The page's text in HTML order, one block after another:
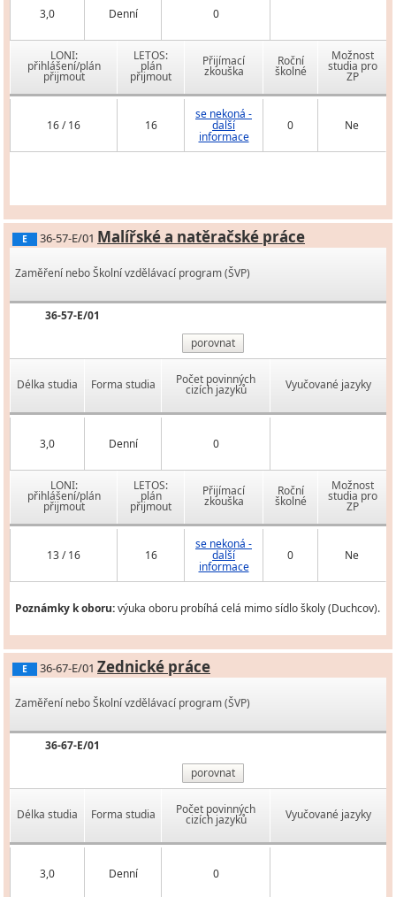
3,0 Denní 0
LONI:
přihlášení/plán
přijmout
LETOS:
plán
přijmout
Přijímací
zkouška
Roční
školné
Možnost
studia pro
ZP
16 / 16 16
se nekoná -
další
informace
0 Ne
E 36-57-E/01 Malířské a natěračské práce
Zaměření nebo Školní vzdělávací program (ŠVP)
36-57-E/01
porovnat
Délka studia Forma studia Počet povinných
cizích jazyků Vyučované jazyky
3,0 Denní 0
LONI:
přihlášení/plán
přijmout
LETOS:
plán
přijmout
Přijímací
zkouška
Roční
školné
Možnost
studia pro
ZP
13 / 16 16
se nekoná -
další
informace
0 Ne
Poznámky k oboru:výuka oboru probíhá celá mimo sídlo školy (Duchcov).
E 36-67-E/01 Zednické práce
Zaměření nebo Školní vzdělávací program (ŠVP)
36-67-E/01
porovnat
Délka studia Forma studia Počet povinných
cizích jazyků Vyučované jazyky
3,0 Denní 0